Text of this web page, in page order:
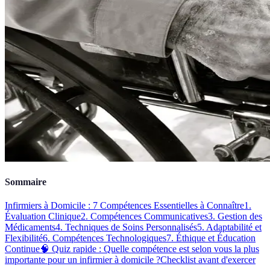
Sommaire
Infirmiers à Domicile : 7 Compétences Essentielles à Connaître1.
Évaluation Clinique2. Compétences Communicatives3. Gestion des
Médicaments4. Techniques de Soins Personnalisés5. Adaptabilité et
Flexibilité6. Compétences Technologiques7. Éthique et Éducation
Continue🧠 Quiz rapide : Quelle compétence est selon vous la plus
importante pour un infirmier à domicile ?Checklist avant d'exercer